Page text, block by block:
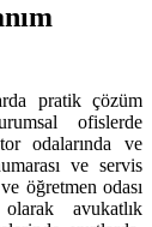
pratik çözüm
ofislerde
odalarında ve
ve servis
öğretmen odası
avukatlık